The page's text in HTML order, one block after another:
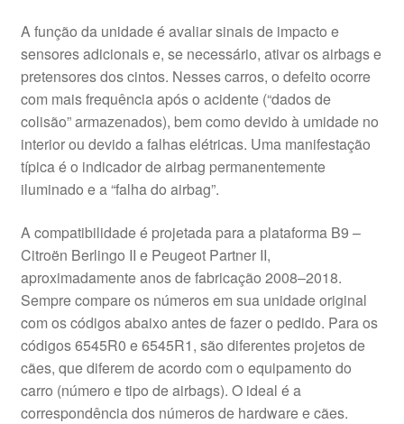
A função da unidade é avaliar sinais de impacto e
sensores adicionais e, se necessário, ativar os airbags e
pretensores dos cintos. Nesses carros, o defeito ocorre
com mais frequência após o acidente (“dados de
colisão” armazenados), bem como devido à umidade no
interior ou devido a falhas elétricas. Uma manifestação
típica é o indicador de airbag permanentemente
iluminado e a “falha do airbag”.
A compatibilidade é projetada para a plataforma B9 –
Citroën Berlingo II e Peugeot Partner II,
aproximadamente anos de fabricação 2008–2018.
Sempre compare os números em sua unidade original
com os códigos abaixo antes de fazer o pedido. Para os
códigos 6545R0 e 6545R1, são diferentes projetos de
cães, que diferem de acordo com o equipamento do
carro (número e tipo de airbags). O ideal é a
correspondência dos números de hardware e cães.